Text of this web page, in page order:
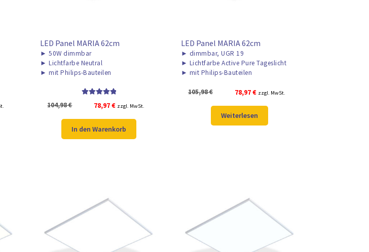
LED Panel MARIA 62cm
► 50W dimmbar
► Lichtfarbe Neutral
► mit Philips-Bauteilen
von 5
104,98€
Ursprünglicher
war:
104,98 €
78,97€Aktueller
ist:
78,97 €.
zzgl. MwSt.
In den Warenkorb
LED Panel MARIA 62cm
► dimmbar, UGR 19
► Lichtfarbe Active Pure Tageslicht
► mit Philips-Bauteilen
105,98€
Ursprünglicher
war:
105,98 €
78,97€Aktueller
ist:
78,97 €.
zzgl. MwSt.
Weiterlesen